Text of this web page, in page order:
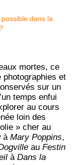
mortes, ce
et
sur un
temps enfui
au cours
loin des
» cher au
à Mary Poppins,
au Festin
à Dans la